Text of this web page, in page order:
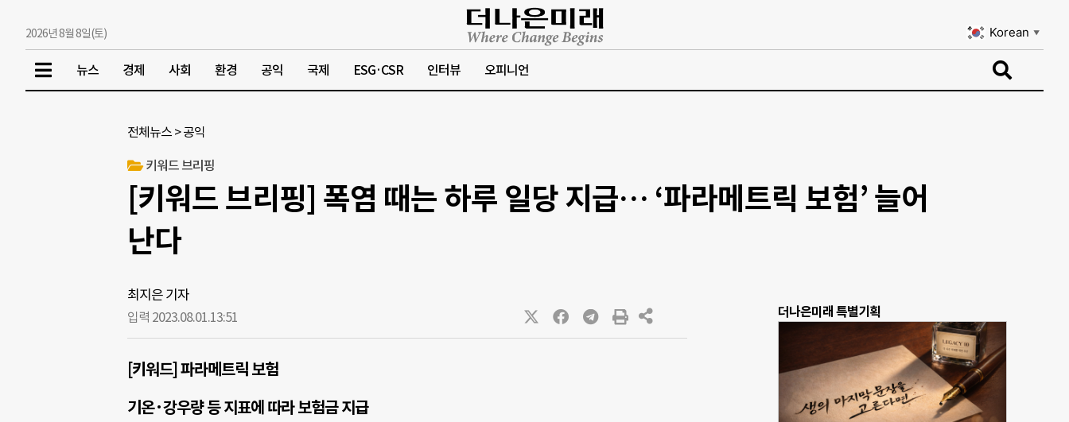
2026년 8월 8일(토) Korean ▼
뉴스 경제 사회 환경 공익 국제 ESG·CSR 인터뷰 오피니언
전체뉴스 >공익
키워드 브리핑
[키워드 브리핑] 폭염 때는 하루 일당 지급… ‘파라메트릭 보험’ 늘어
난다
최지은 기자
입력 2023.08.01.13:51
[키워드] 파라메트릭 보험
기온·강우량 등 지표에 따라 보험금 지급
더나은미래 특별기획